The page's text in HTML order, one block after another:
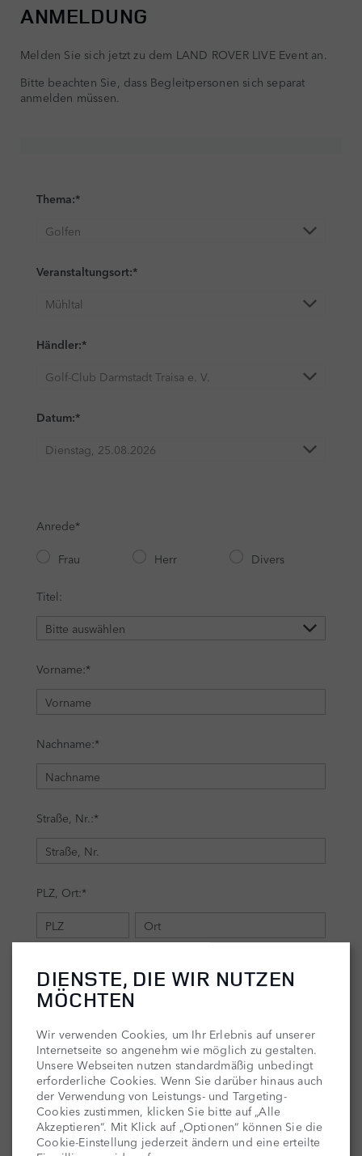
ANMELDUNG
Melden Sie sich jetzt zu dem LAND ROVER LIVE Event an.
Bitte beachten Sie, dass Begleitpersonen sich separat
anmelden müssen.
DIENSTE, DIE WIR NUTZEN
MÖCHTEN
Wir verwenden Cookies, um Ihr Erlebnis auf unserer
Internetseite so angenehm wie möglich zu gestalten.
Unsere Webseiten nutzen standardmäßig unbedingt
erforderliche Cookies. Wenn Sie darüber hinaus auch
der Verwendung von Leistungs- und Targeting-
Cookies zustimmen, klicken Sie bitte auf „Alle
Akzeptieren“. Mit Klick auf „Optionen“ können Sie die
Cookie-Einstellung jederzeit ändern und eine erteilte